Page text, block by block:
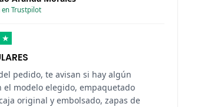
en Trustpilot
★
pedido, te avisan si hay algún
el modelo elegido, empaquetado
original y embolsado, zapas de